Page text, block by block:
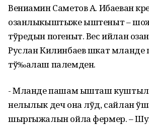
Вениамин Саметов А. Ибаеван
озанлыкыштыже ыштеныт –
тўредын погеныт. Вес ийлан
Руслан Килинбаев шкат
тў‰алаш палемден.
- Мланде пашам ышташ
нелылык деч она лўд, сайлан
шыргыжалын ойла фермер. –